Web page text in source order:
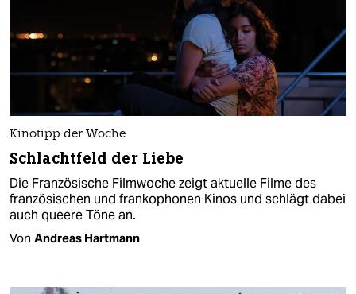
Kinotipp der Woche
Schlachtfeld der Liebe
Die Französische Filmwoche zeigt aktuelle Filme des
französischen und frankophonen Kinos und schlägt dabei
auch queere Töne an.
Von Andreas Hartmann